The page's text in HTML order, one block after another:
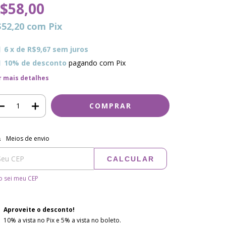
com Pix
6 x de R$9,67 sem juros
10% de desconto pagando com Pix
mais detalhes
para o CEP:
Meios de envio
CALCULAR
sei meu CEP
Aproveite o desconto!
10% a vista no Pix e 5% a vista no boleto.